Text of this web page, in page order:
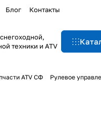
Блог Контакты
техники и ATV
ATV СФ Рулевое